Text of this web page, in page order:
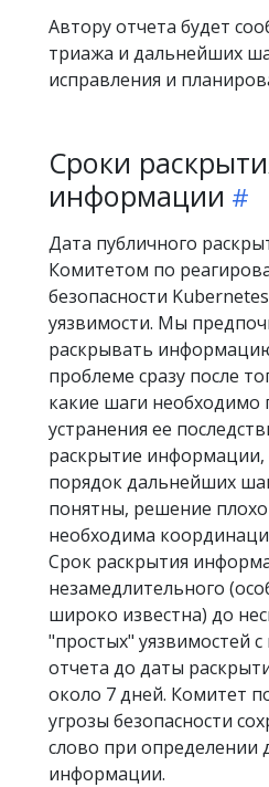
Автору отчета будет
триажа и дальнейших
исправления и
Сроки
информации
Дата публичного
Комитетом по
безопасности
уязвимости. Мы
раскрывать
проблеме сразу после
какие шаги необходимо
устранения ее
раскрытие информации,
порядок дальнейших
понятны, решение
необходима
Срок раскрытия
незамедлительного
широко известна) до
"простых" уязвимостей
отчета до даты
около 7 дней. Комитет
угрозы безопасности
слово при определении
информации.